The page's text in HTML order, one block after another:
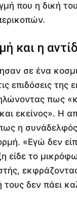
που η δική
και η
σε ένα
επιδόσεις
πως
εκείνος». Η
η συνάδελφός
«Εγώ δεν
είδε το
τους δεν πάει